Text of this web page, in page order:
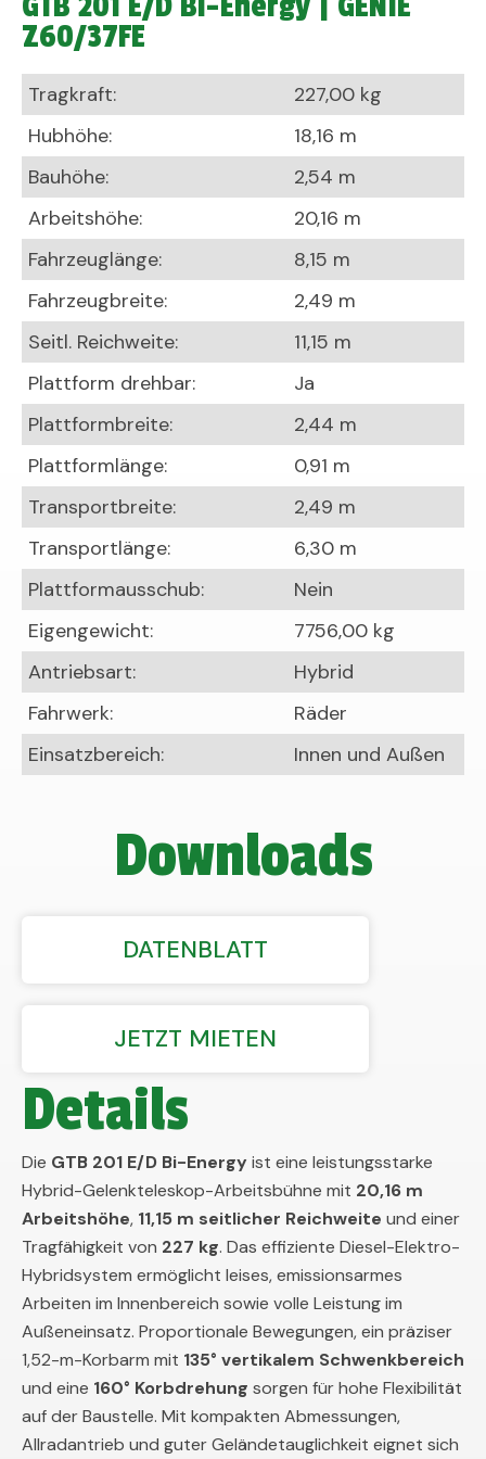
Z60/37FE
Tragkraft:
227,00 kg
Hubhöhe:
18,16 m
Bauhöhe:
2,54 m
Arbeitshöhe:
20,16 m
Fahrzeuglänge:
8,15 m
Fahrzeugbreite:
2,49 m
Seitl. Reichweite:
11,15 m
Plattform drehbar:
Ja
Plattformbreite:
2,44 m
Plattformlänge:
0,91 m
Transportbreite:
2,49 m
Transportlänge:
6,30 m
Plattformausschub:
Nein
Eigengewicht:
7756,00 kg
Antriebsart:
Hybrid
Fahrwerk:
Räder
Einsatzbereich:
Innen und Außen
Downloads
DATENBLATT
JETZT MIETEN
Details
Die GTB 201 E/D Bi-Energy ist eine leistungsstarke
Hybrid-Gelenkteleskop-Arbeitsbühne mit 20,16 m
Arbeitshöhe, 11,15 m seitlicher Reichweite und einer
Tragfähigkeit von 227 kg. Das effiziente Diesel-Elektro-
Hybridsystem ermöglicht leises, emissionsarmes
Arbeiten im Innenbereich sowie volle Leistung im
Außeneinsatz. Proportionale Bewegungen, ein präziser
1,52-m-Korbarm mit 135° vertikalem Schwenkbereich
und eine 160° Korbdrehung sorgen für hohe Flexibilität
auf der Baustelle. Mit kompakten Abmessungen,
Allradantrieb und guter Geländetauglichkeit eignet sich